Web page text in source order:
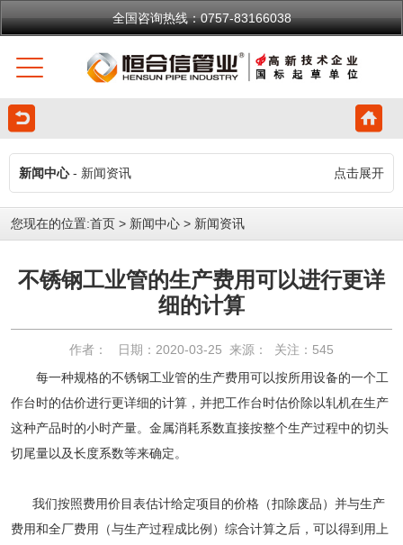
全国咨询热线：0757-83166038
新闻中心- 新闻资讯 点击展开
您现在的位置:首页 > 新闻中心 > 新闻资讯
不锈钢工业管的生产费用可以进行更详
细的计算
作者： 日期：2020-03-25 来源： 关注： 545
每一种规格的不锈钢工业管的生产费用可以按所用设备的一个工
作台时的估价进行更详细的计算，并把工作台时估价除以轧机在生产
这种产品时的小时产量。金属消耗系数直接按整个生产过程中的切头
切尾量以及长度系数等来确定。
我们按照费用价目表估计给定项目的价格（扣除废品）并与生产
费用和全厂费用（与生产过程成比例）综合计算之后，可以得到用上